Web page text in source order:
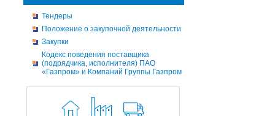
Тендеры
Положение о закупочной деятельности
Закупки
Кодекс поведения поставщика
(подрядчика, исполнителя) ПАО
«Газпром» и Компаний Группы Газпром